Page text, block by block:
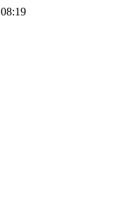
08:19